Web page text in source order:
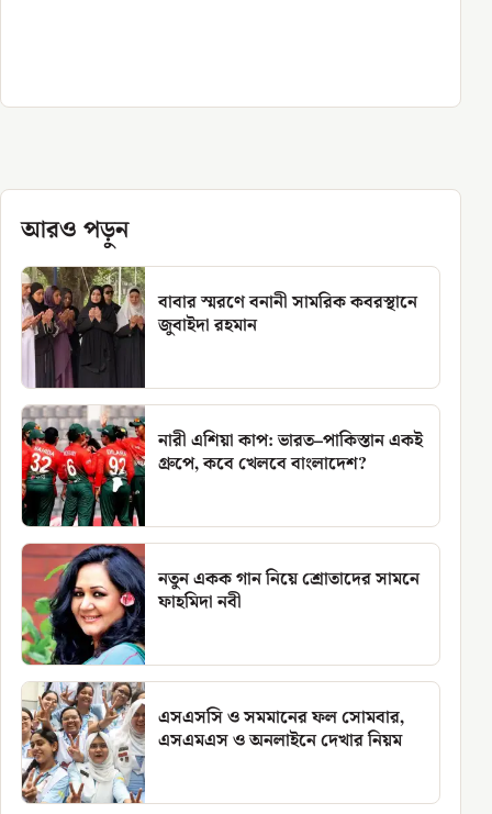
আরও পড়ুন
বাবার স্মরণে বনানী সামরিক কবরস্থানে
জুবাইদা রহমান
নারী এশিয়া কাপ: ভারত–পাকিস্তান একই
গ্রুপে, কবে খেলবে বাংলাদেশ?
নতুন একক গান নিয়ে শ্রোতাদের সামনে
ফাহমিদা নবী
এসএসসি ও সমমানের ফল সোমবার,
এসএমএস ও অনলাইনে দেখার নিয়ম